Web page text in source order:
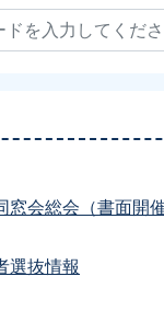
窓会総会（書面開
選抜情報